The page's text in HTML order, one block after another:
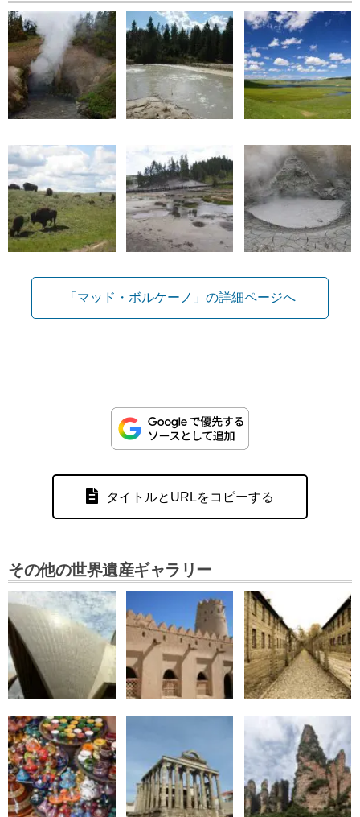
「マッド・ボルケーノ」の詳細ページへ
タイトルとURLをコピーする
その他の世界遺産ギャラリー